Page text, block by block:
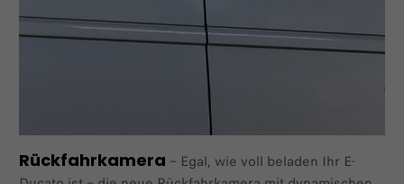
Rückfahrkamera – Egal, wie voll beladen Ihr E-